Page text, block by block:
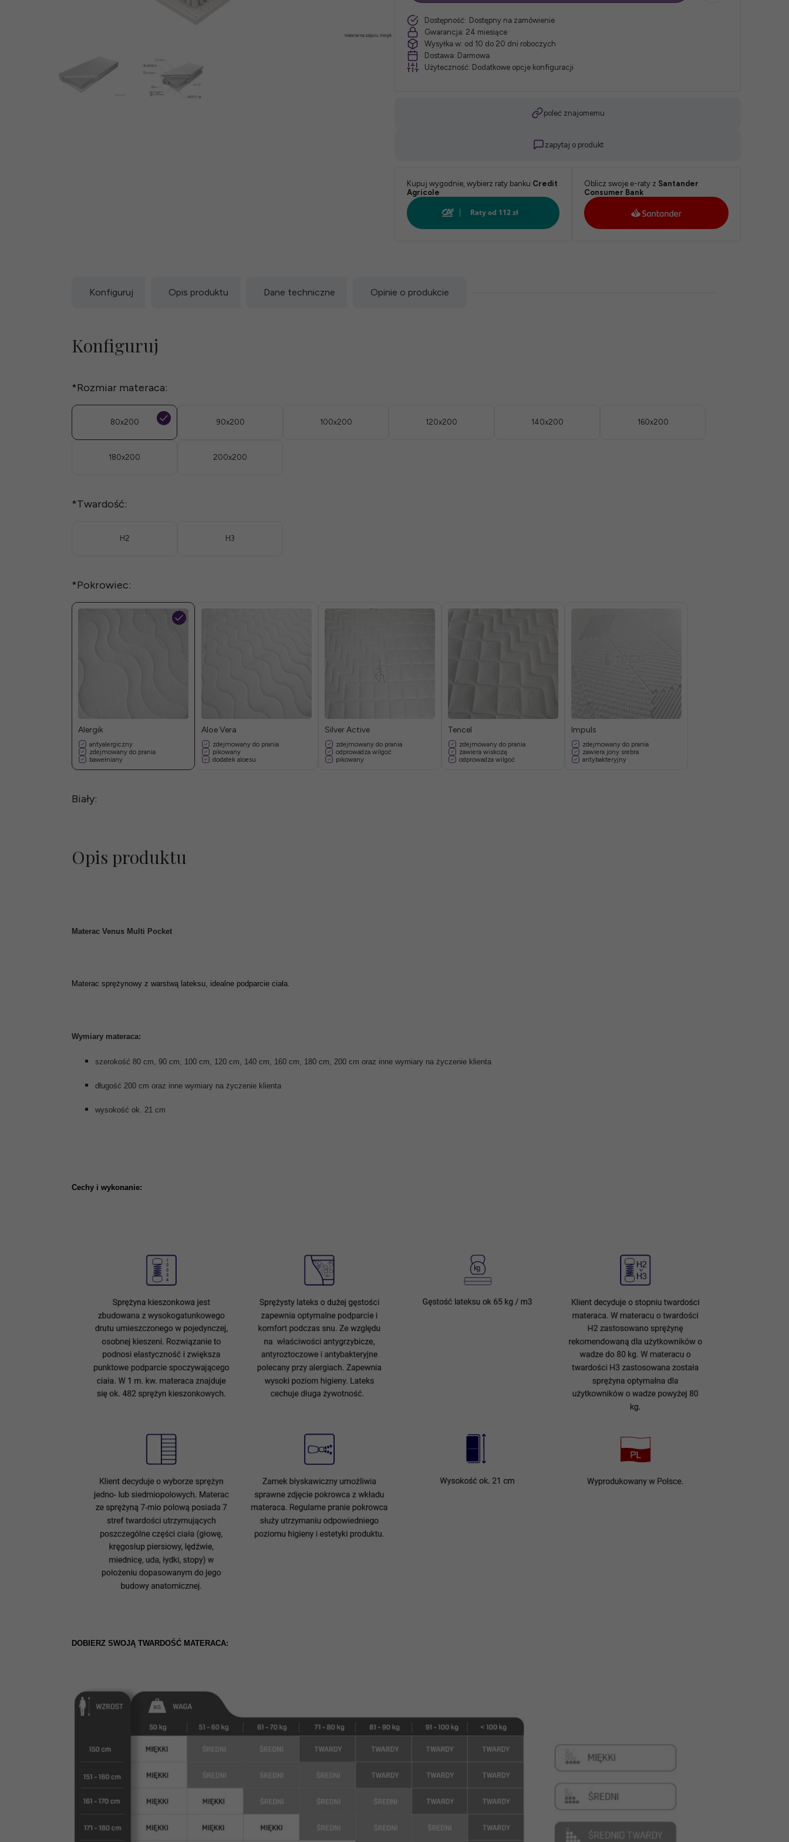
materaca:
*
Twardość:
szt.
Dostępność: Dostępny na zamówienie
Gwarancja: 24 miesiące
Wysyłka w: od 10 do 20 dni roboczych
Dostawa: Darmowa
Użyteczność: Dodatkowe opcje konfiguracji
poleć znajomemu
zapytaj o produkt
Kupuj wygodnie, wybierz raty banku Credit
Agricole
Oblicz swoje e-raty z Santander
Consumer Bank
Konfiguruj Opis produktu Dane techniczne Opinie o produkcie
Konfiguruj
*Rozmiar materaca:
80x200 90x200 100x200 120x200 140x200 160x200
180x200 200x200
*Twardość:
H2 H3
*Pokrowiec:
Alergik
antyalergiczny
zdejmowany do prania
bawełniany
Aloe Vera
zdejmowany do prania
pikowany
dodatek aloesu
Silver Active
zdejmowany do prania
odprowadza wilgoć
pikowany
Tencel
zdejmowany do prania
zawiera wiskozę
odprowadza wilgoć
Impuls
zdejmowany do prania
zawiera jony srebra
antybakteryjny
Biały:
Opis produktu
Materac Venus Multi Pocket
Materac sprężynowy z warstwą lateksu, idealne podparcie ciała.
Wymiary materaca:
szerokość 80 cm, 90 cm, 100 cm, 120 cm, 140 cm, 160 cm, 180 cm, 200 cm oraz inne wymiary na życzenie klienta
długość 200 cm oraz inne wymiary na życzenie klienta
wysokość ok. 21 cm
Cechy i wykonanie:
DOBIERZ SWOJĄ TWARDOŚĆ MATERACA: